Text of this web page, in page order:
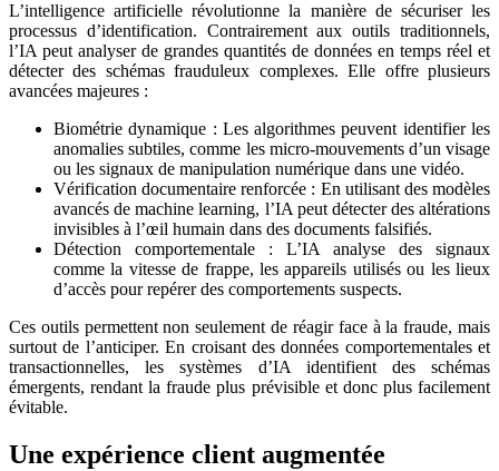
L’intelligence artificielle révolutionne la manière de sécuriser les
processus d’identification. Contrairement aux outils traditionnels,
l’IA peut analyser de grandes quantités de données en temps réel et
détecter des schémas frauduleux complexes. Elle offre plusieurs
avancées majeures :
Biométrie dynamique : Les algorithmes peuvent identifier les
anomalies subtiles, comme les micro-mouvements d’un visage
ou les signaux de manipulation numérique dans une vidéo.
Vérification documentaire renforcée : En utilisant des modèles
avancés de machine learning, l’IA peut détecter des altérations
invisibles à l’œil humain dans des documents falsifiés.
Détection comportementale : L’IA analyse des signaux
comme la vitesse de frappe, les appareils utilisés ou les lieux
d’accès pour repérer des comportements suspects.
Ces outils permettent non seulement de réagir face à la fraude, mais
surtout de l’anticiper. En croisant des données comportementales et
transactionnelles, les systèmes d’IA identifient des schémas
émergents, rendant la fraude plus prévisible et donc plus facilement
évitable.
Une expérience client augmentée